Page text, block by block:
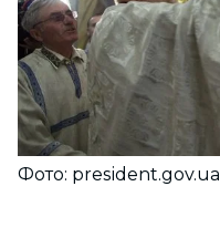
Фото: president.gov.ua